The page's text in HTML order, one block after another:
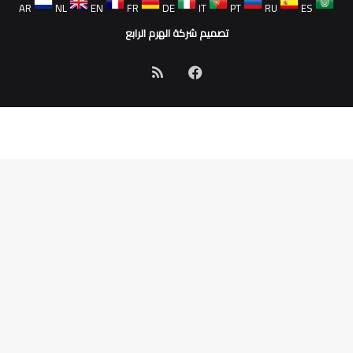
AR
NL EN FR DE IT PT RU
ES
تصميم شركة الهرم الرابع
فيسبوك
الموقع